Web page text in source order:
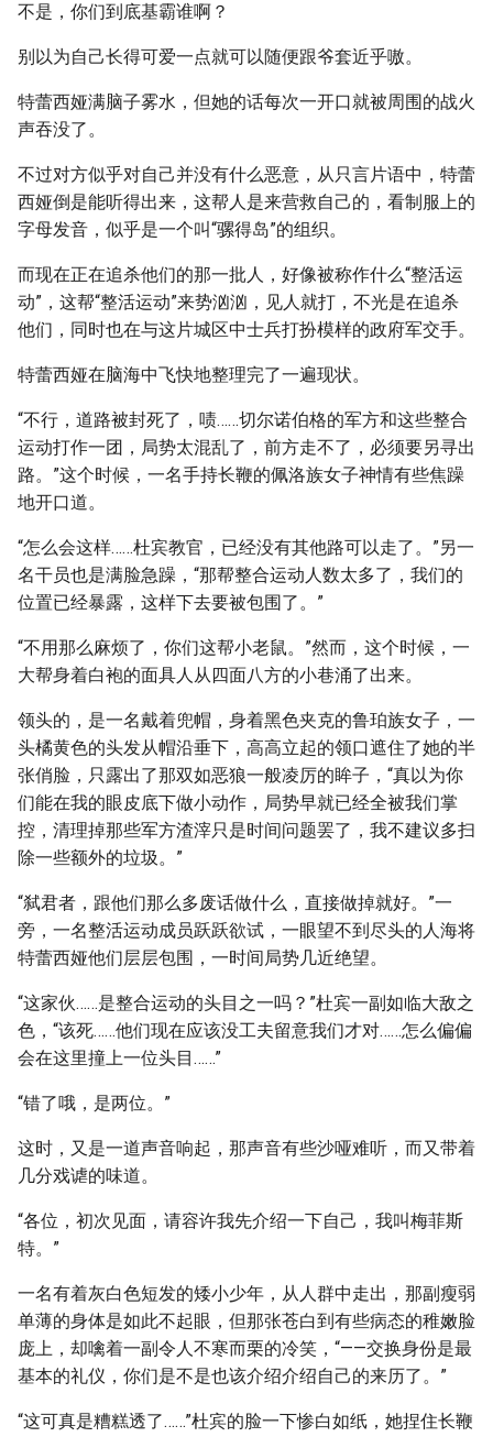
不是，你们到底基霸谁啊？
别以为自己长得可爱一点就可以随便跟爷套近乎嗷。
特蕾西娅满脑子雾水，但她的话每次一开口就被周围的战火
声吞没了。
不过对方似乎对自己并没有什么恶意，从只言片语中，特蕾
西娅倒是能听得出来，这帮人是来营救自己的，看制服上的
字母发音，似乎是一个叫“骡得岛”的组织。
而现在正在追杀他们的那一批人，好像被称作什么“整活运
动”，这帮“整活运动”来势汹汹，见人就打，不光是在追杀
他们，同时也在与这片城区中士兵打扮模样的政府军交手。
特蕾西娅在脑海中飞快地整理完了一遍现状。
“不行，道路被封死了，啧……切尔诺伯格的军方和这些整合
运动打作一团，局势太混乱了，前方走不了，必须要另寻出
路。”这个时候，一名手持长鞭的佩洛族女子神情有些焦躁
地开口道。
“怎么会这样……杜宾教官，已经没有其他路可以走了。”另一
名干员也是满脸急躁，“那帮整合运动人数太多了，我们的
位置已经暴露，这样下去要被包围了。”
“不用那么麻烦了，你们这帮小老鼠。”然而，这个时候，一
大帮身着白袍的面具人从四面八方的小巷涌了出来。
领头的，是一名戴着兜帽，身着黑色夹克的鲁珀族女子，一
头橘黄色的头发从帽沿垂下，高高立起的领口遮住了她的半
张俏脸，只露出了那双如恶狼一般凌厉的眸子，“真以为你
们能在我的眼皮底下做小动作，局势早就已经全被我们掌
控，清理掉那些军方渣滓只是时间问题罢了，我不建议多扫
除一些额外的垃圾。”
“弑君者，跟他们那么多废话做什么，直接做掉就好。”一
旁，一名整活运动成员跃跃欲试，一眼望不到尽头的人海将
特蕾西娅他们层层包围，一时间局势几近绝望。
“这家伙……是整合运动的头目之一吗？”杜宾一副如临大敌之
色，“该死……他们现在应该没工夫留意我们才对……怎么偏偏
会在这里撞上一位头目……”
“错了哦，是两位。”
这时，又是一道声音响起，那声音有些沙哑难听，而又带着
几分戏谑的味道。
“各位，初次见面，请容许我先介绍一下自己，我叫梅菲斯
特。”
一名有着灰白色短发的矮小少年，从人群中走出，那副瘦弱
单薄的身体是如此不起眼，但那张苍白到有些病态的稚嫩脸
庞上，却噙着一副令人不寒而栗的冷笑，“——交换身份是最
基本的礼仪，你们是不是也该介绍介绍自己的来历了。”
“这可真是糟糕透了……”杜宾的脸一下惨白如纸，她捏住长鞭